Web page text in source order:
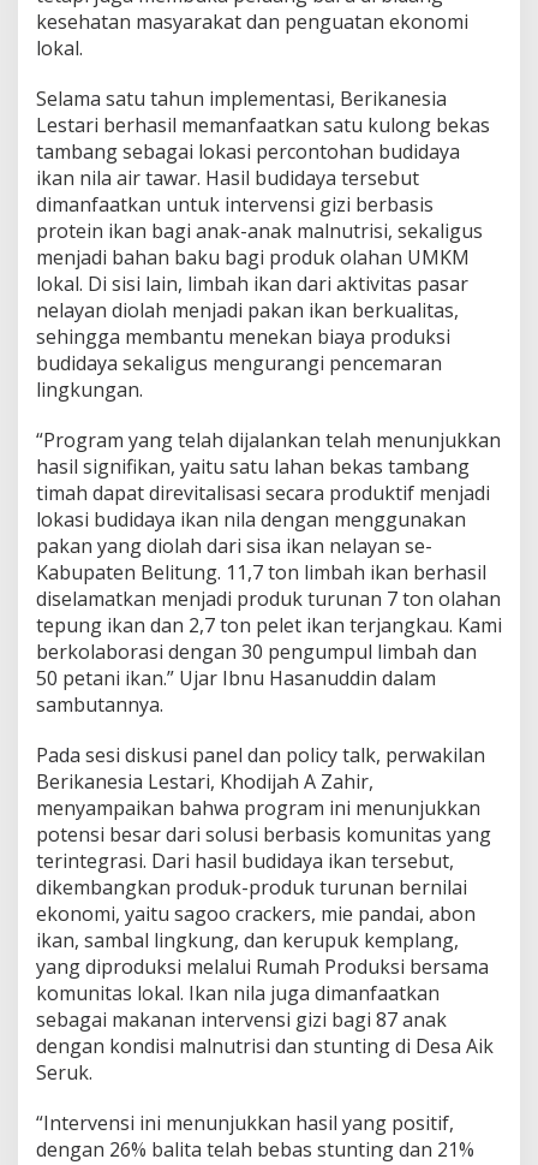
a
d
o
d
e
E
k
o
n
o
m
i
S
r
l
a
r
d
i
B
e
l
u
n
kesehatan masyarakat dan penguatan ekonomi
lokal.
Selama satu tahun implementasi, Berikanesia
Lestari berhasil memanfaatkan satu kulong bekas
tambang sebagai lokasi percontohan budidaya
ikan nila air tawar. Hasil budidaya tersebut
dimanfaatkan untuk intervensi gizi berbasis
protein ikan bagi anak-anak malnutrisi, sekaligus
menjadi bahan baku bagi produk olahan UMKM
lokal. Di sisi lain, limbah ikan dari aktivitas pasar
nelayan diolah menjadi pakan ikan berkualitas,
sehingga membantu menekan biaya produksi
budidaya sekaligus mengurangi pencemaran
lingkungan.
“Program yang telah dijalankan telah menunjukkan
hasil signifikan, yaitu satu lahan bekas tambang
timah dapat direvitalisasi secara produktif menjadi
lokasi budidaya ikan nila dengan menggunakan
pakan yang diolah dari sisa ikan nelayan se-
Kabupaten Belitung. 11,7 ton limbah ikan berhasil
diselamatkan menjadi produk turunan 7 ton olahan
tepung ikan dan 2,7 ton pelet ikan terjangkau. Kami
berkolaborasi dengan 30 pengumpul limbah dan
50 petani ikan.” Ujar Ibnu Hasanuddin dalam
sambutannya.
Pada sesi diskusi panel dan policy talk, perwakilan
Berikanesia Lestari, Khodijah A Zahir,
menyampaikan bahwa program ini menunjukkan
potensi besar dari solusi berbasis komunitas yang
terintegrasi. Dari hasil budidaya ikan tersebut,
dikembangkan produk-produk turunan bernilai
ekonomi, yaitu sagoo crackers, mie pandai, abon
ikan, sambal lingkung, dan kerupuk kemplang,
yang diproduksi melalui Rumah Produksi bersama
komunitas lokal. Ikan nila juga dimanfaatkan
sebagai makanan intervensi gizi bagi 87 anak
dengan kondisi malnutrisi dan stunting di Desa Aik
Seruk.
“Intervensi ini menunjukkan hasil yang positif,
dengan 26% balita telah bebas stunting dan 21%